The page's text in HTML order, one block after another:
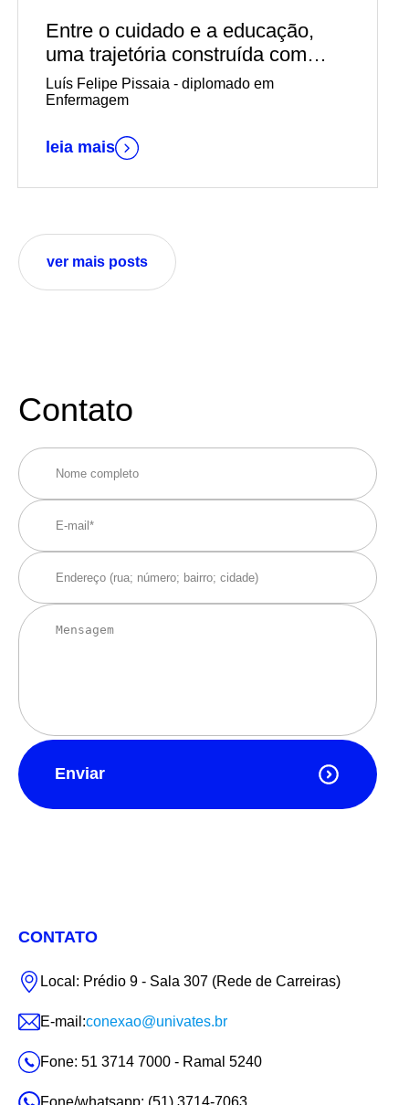
Entre o cuidado e a educação,
uma trajetória construída com
propósito
Luís Felipe Pissaia - diplomado em
Enfermagem
leia mais
ver mais posts
Contato
Enviar
CONTATO
Local: Prédio 9 - Sala 307 (Rede de Carreiras)
E-mail:conexao@univates.br
Fone: 51 3714 7000 - Ramal 5240
Fone/whatsapp: (51) 3714-7063